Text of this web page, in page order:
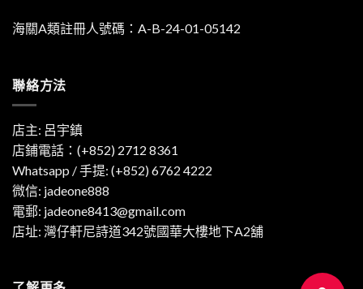
海關A類註冊人號碼：A-B-24-01-05142
聯絡方法
店主: 呂宇鎮
店鋪電話：(+852) 2712 8361
Whatsapp / 手提: (+852) 6762 4222
微信: jadeone888
電郵: jadeone8413@gmail.com
店址: 灣仔軒尼詩道342號國華大樓地下A2舖